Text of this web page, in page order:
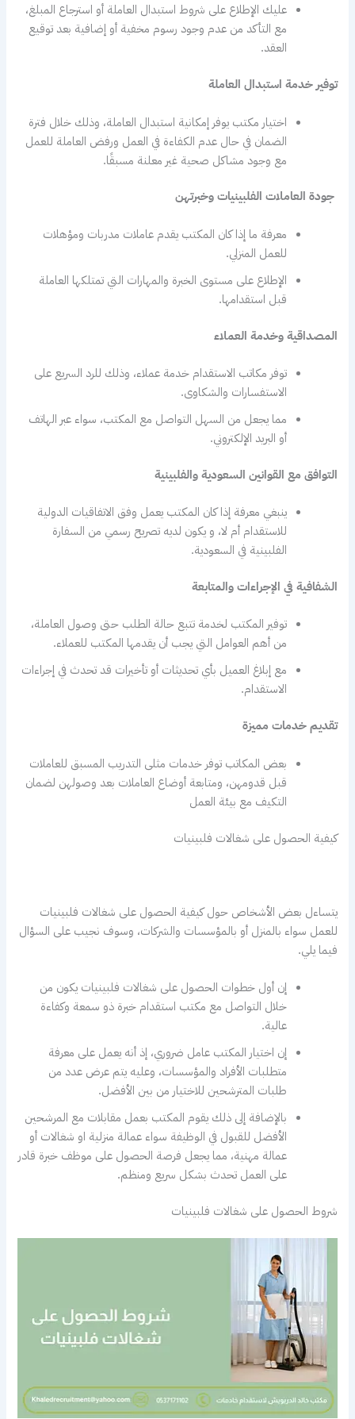
عليك الإطلاع على شروط استبدال العاملة أو استرجاع المبلغ،
مع التأكد من عدم وجود رسوم مخفية أو إضافية بعد توقيع
العقد.
توفير خدمة استبدال العاملة
اختيار مكتب يوفر إمكانية استبدال العاملة، وذلك خلال فترة
الضمان في حال عدم الكفاءة في العمل ورفض العاملة للعمل
مع وجود مشاكل صحية غير معلنة مسبقًا.
جودة العاملات الفلبينيات وخبرتهن
معرفة ما إذا كان المكتب يقدم عاملات مدربات ومؤهلات
للعمل المنزلي.
الإطلاع على مستوى الخبرة والمهارات التي تمتلكها العاملة
قبل استقدامها.
المصداقية وخدمة العملاء
توفر مكاتب الاستقدام خدمة عملاء، وذلك للرد السريع على
الاستفسارات والشكاوى.
مما يجعل من السهل التواصل مع المكتب، سواء عبر الهاتف
أو البريد الإلكتروني.
التوافق مع القوانين السعودية والفلبينية
ينبغي معرفة إذا كان المكتب يعمل وفق الاتفاقيات الدولية
للاستقدام أم لا، و يكون لديه تصريح رسمي من السفارة
الفلبينية في السعودية.
الشفافية في الإجراءات والمتابعة
توفير المكتب لخدمة تتبع حالة الطلب حتى وصول العاملة،
من أهم العوامل التي يجب أن يقدمها المكتب للعملاء.
مع إبلاغ العميل بأي تحديثات أو تأخيرات قد تحدث في إجراءات
الاستقدام.
تقديم خدمات مميزة
بعض المكاتب توفر خدمات مثلى التدريب المسبق للعاملات
قبل قدومهن، ومتابعة أوضاع العاملات بعد وصولهن لضمان
التكيف مع بيئة العمل
كيفية الحصول على شغالات فلبينيات
يتساءل بعض الأشخاص حول كيفية الحصول على شغالات فلبينيات
للعمل سواء بالمنزل أو بالمؤسسات والشركات، وسوف نجيب على السؤال
فيما يلي.
إن أول خطوات الحصول على شغالات فلبينيات يكون من
خلال التواصل مع مكتب استقدام خبرة ذو سمعة وكفاءة
عالية.
إن اختيار المكتب عامل ضروري، إذ أنه يعمل على معرفة
متطلبات الأفراد والمؤسسات، وعليه يتم عرض عدد من
طلبات المترشحين للاختيار من بين الأفضل.
بالإضافة إلى ذلك يقوم المكتب بعمل مقابلات مع المرشحين
الأفضل للقبول في الوظيفة سواء عمالة منزلية او شغالات أو
عمالة مهنية، مما يجعل فرصة الحصول على موظف خبرة قادر
على العمل تحدث بشكل سريع ومنظم.
شروط الحصول على شغالات فلبينيات